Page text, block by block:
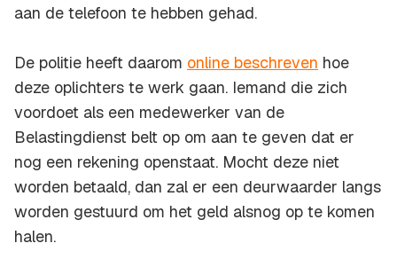
aan de telefoon te hebben gehad.
De politie heeft daarom online beschreven hoe
deze oplichters te werk gaan. Iemand die zich
voordoet als een medewerker van de
Belastingdienst belt op om aan te geven dat er
nog een rekening openstaat. Mocht deze niet
worden betaald, dan zal er een deurwaarder langs
worden gestuurd om het geld alsnog op te komen
halen.